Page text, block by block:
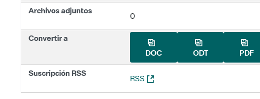
Archivos adjuntos
0
Convertir a
DOC
ODT PDF
Suscripción RSS
RSS (Abre una nueva ventana)